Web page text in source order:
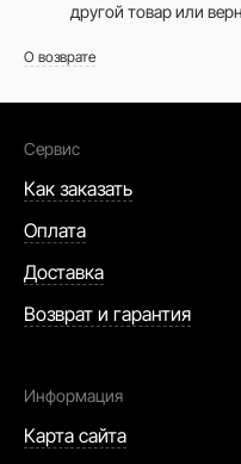
другой товар или
О возврате
Сервис
Как заказать
Оплата
Доставка
Возврат и гарантия
Информация
Карта сайта